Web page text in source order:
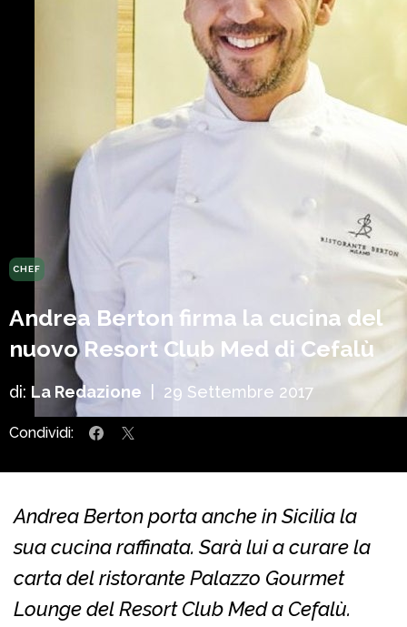
CHEF
Andrea Berton firma la cucina del
nuovo Resort Club Med di Cefalù
di: La Redazione 29 Settembre 2017
Condividi:
Andrea Berton porta anche in Sicilia la
sua cucina raffinata. Sarà lui a curare la
carta del ristorante Palazzo Gourmet
Lounge del Resort Club Med a Cefalù.